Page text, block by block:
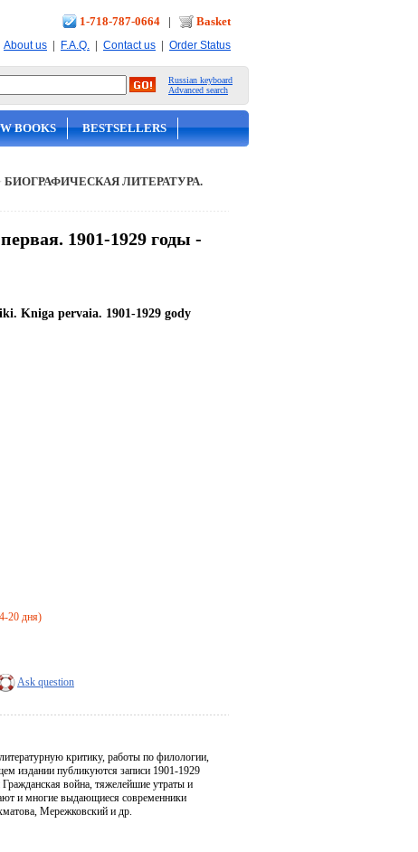
1-718-787-0664 | Basket
About us | F.A.Q. | Contact us | Order Status
Russian keyboard
Advanced search
BOOKS BESTSELLERS
БИОГРАФИЧЕСКАЯ ЛИТЕРАТУРА.
1901-1929 годы -
Kniga pervaia. 1901-1929 gody
20 дня)
Ask question
критику, работы по филологии,
издании публикуются записи 1901-1929
война, тяжелейшие утраты и
и многие выдающиеся современники
Мережковский и др.